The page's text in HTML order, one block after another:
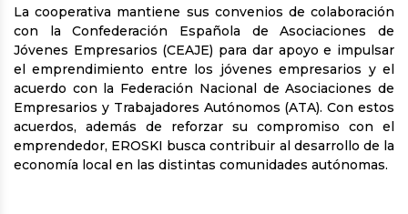
La cooperativa mantiene sus convenios de colaboración
con la Confederación Española de Asociaciones de
Jóvenes Empresarios (CEAJE) para dar apoyo e impulsar
el emprendimiento entre los jóvenes empresarios y el
acuerdo con la Federación Nacional de Asociaciones de
Empresarios y Trabajadores Autónomos (ATA). Con estos
acuerdos, además de reforzar su compromiso con el
emprendedor, EROSKI busca contribuir al desarrollo de la
economía local en las distintas comunidades autónomas.